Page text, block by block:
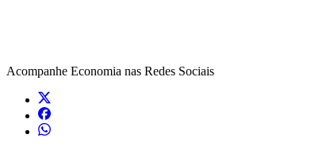
Acompanhe Economia nas Redes Sociais